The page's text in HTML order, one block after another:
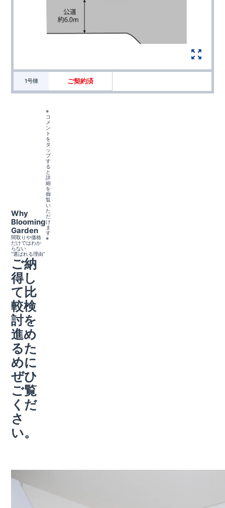
1号棟 ご契約済
Why
Blooming
Garden
間取りや価格
だけではわか
らない
“選ばれる理由”
ご納
得し
て比
較検
討を
進め
るた
めに
ぜひ
ご覧
くだ
さ
い。
※
コ
メ
ン
ト
を
タ
ッ
プ
す
る
と
詳
細
を
御
覧
い
た
だ
け
ま
す
※